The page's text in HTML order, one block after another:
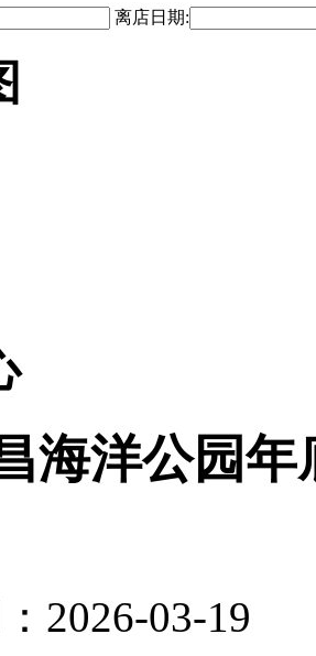
离店日期:
海洋公园年
2026-03-19